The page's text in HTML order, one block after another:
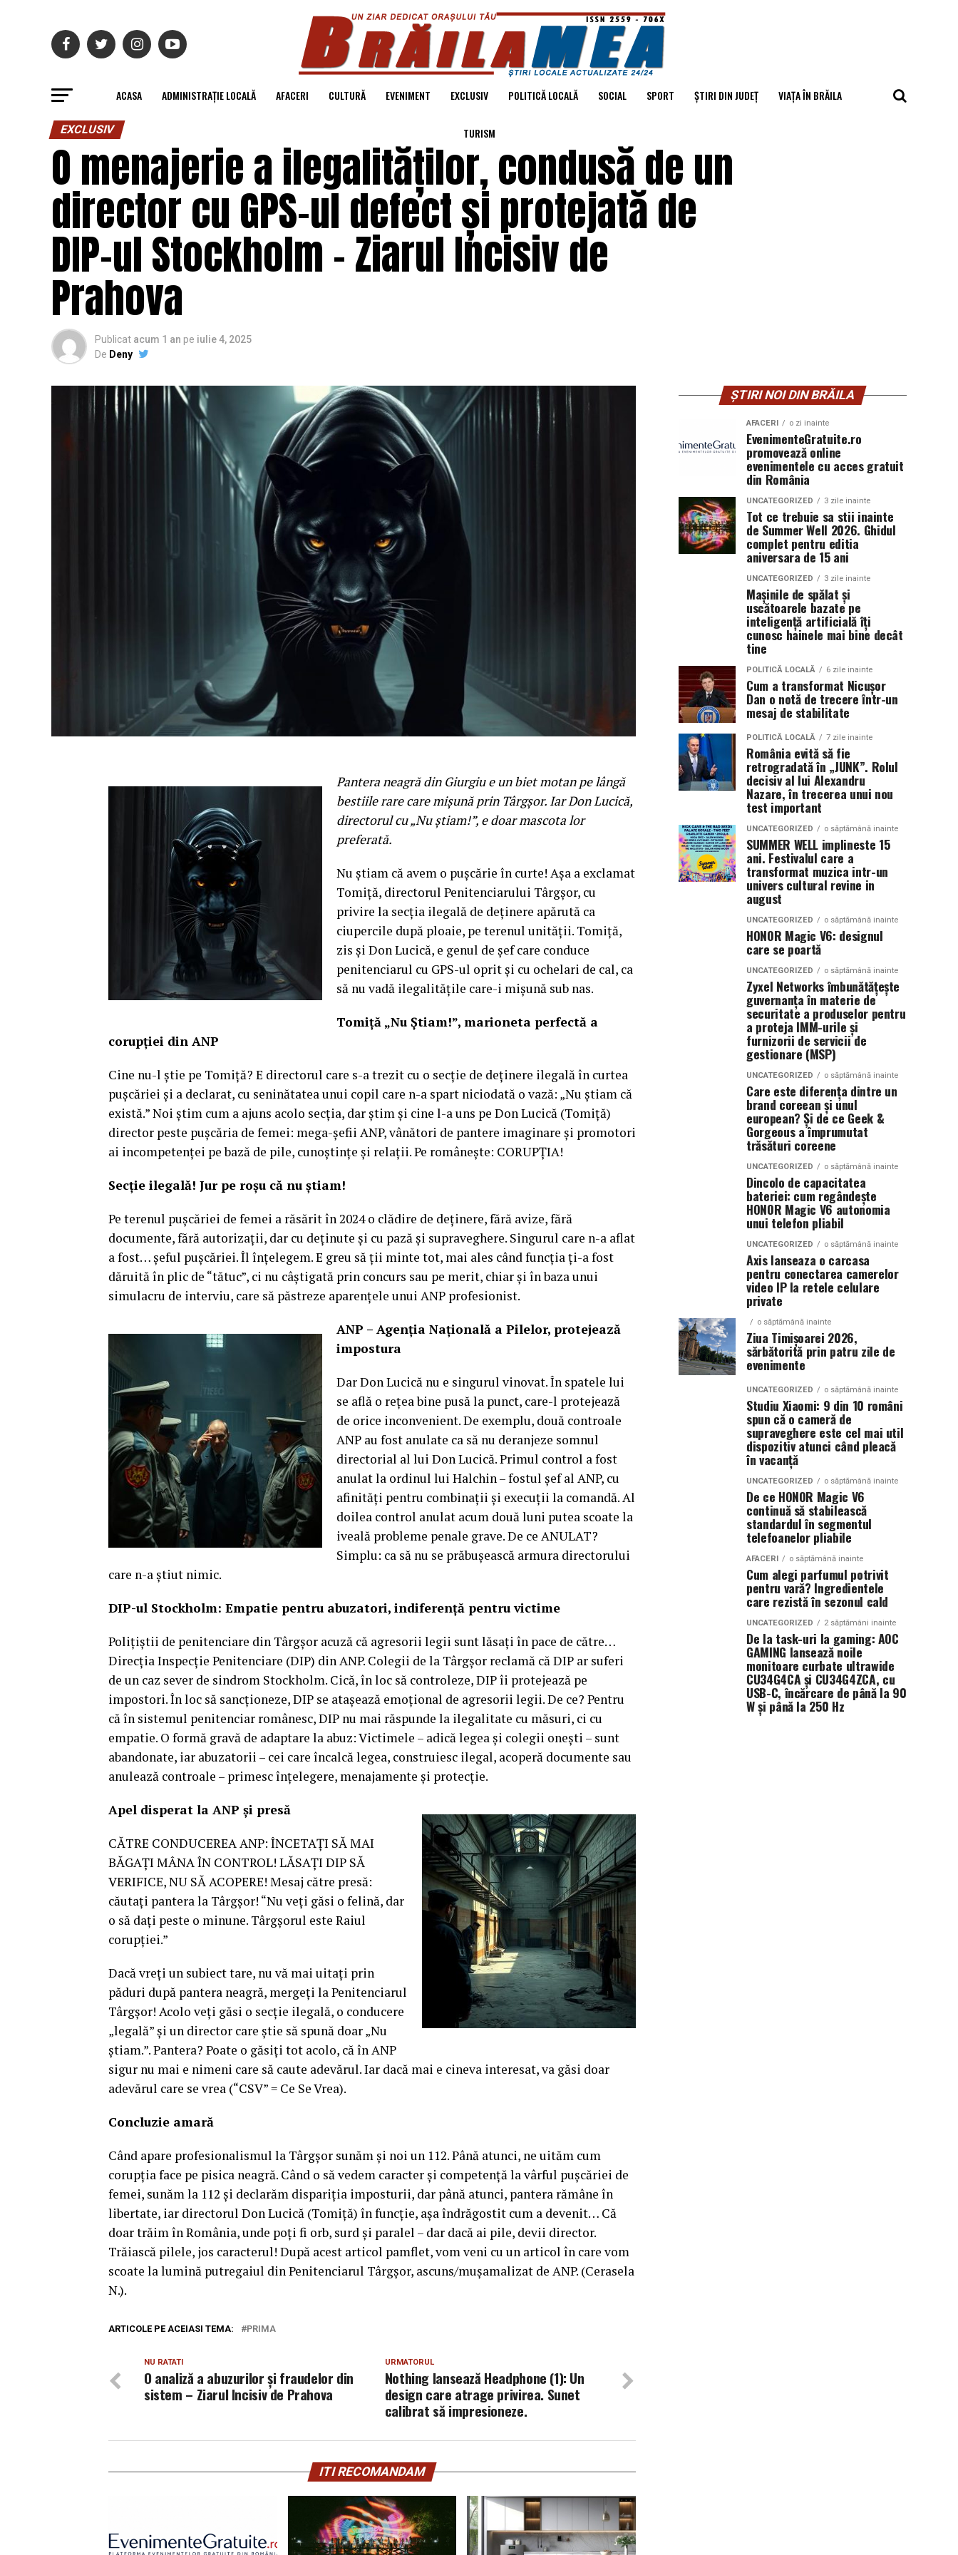
ACASA ADMINISTRAȚIE LOCALĂ AFACERI CULTURĂ EVENIMENT EXCLUSIV POLITICĂ LOCALĂ SOCIAL SPORT ȘTIRI DIN JUDEȚ VIAȚA ÎN BRĂILA
TURISM
EXCLUSIV
O menajerie a ilegalităților, condusă de un
director cu GPS-ul defect și protejată de
DIP-ul Stockholm – Ziarul Incisiv de
Prahova
Publicat acum 1 an pe iulie 4, 2025
De Deny
Pantera neagră din Giurgiu e un biet motan pe lângă
bestiile rare care mișună prin Târgșor. Iar Don Lucică,
directorul cu „Nu știam!”, e doar mascota lor
preferată.
Nu știam că avem o pușcărie în curte! Așa a exclamat
Tomiță, directorul Penitenciarului Târgșor, cu
privire la secția ilegală de deținere apărută ca
ciupercile după ploaie, pe terenul unității. Tomiță,
zis și Don Lucică, e genul de șef care conduce
penitenciarul cu GPS-ul oprit și cu ochelari de cal, ca
să nu vadă ilegalitățile care-i mișună sub nas.
Tomiță „Nu Știam!”, marioneta perfectă a
corupției din ANP
Cine nu-l știe pe Tomiță? E directorul care s-a trezit cu o secție de deținere ilegală în curtea
pușcăriei și a declarat, cu seninătatea unui copil care n-a spart niciodată o vază: „Nu știam că
există.” Noi știm cum a ajuns acolo secția, dar știm și cine l-a uns pe Don Lucică (Tomiță)
director peste pușcăria de femei: mega-șefii ANP, vânători de pantere imaginare și promotori
ai incompetenței pe bază de pile, cunoștințe și relații. Pe românește: CORUPȚIA!
Secție ilegală! Jur pe roșu că nu știam!
Pe terenul pușcăriei de femei a răsărit în 2024 o clădire de deținere, fără avize, fără
documente, fără autorizații, dar cu deținute și cu pază și supraveghere. Singurul care n-a aflat
a fost… șeful pușcăriei. Îl înțelegem. E greu să ții minte tot, mai ales când funcția ți-a fost
dăruită în plic de “tătuc”, ci nu câștigată prin concurs sau pe merit, chiar și în baza unui
simulacru de interviu, care să păstreze aparențele unui ANP profesionist.
ANP – Agenția Națională a Pilelor, protejează
impostura
Dar Don Lucică nu e singurul vinovat. În spatele lui
se află o rețea bine pusă la punct, care-l protejează
de orice inconvenient. De exemplu, două controale
ANP au fost anulate ca să nu deranjeze somnul
directorial al lui Don Lucică. Primul control a fost
anulat la ordinul lui Halchin – fostul șef al ANP, cu
afinități pentru combinații și execuții la comandă. Al
doilea control anulat acum două luni putea scoate la
iveală probleme penale grave. De ce ANULAT?
Simplu: ca să nu se prăbușească armura directorului
care n-a știut nimic.
DIP-ul Stockholm: Empatie pentru abuzatori, indiferență pentru victime
Polițiștii de penitenciare din Târgșor acuză că agresorii legii sunt lăsați în pace de către…
Direcția Inspecție Penitenciare (DIP) din ANP. Colegii de la Târgșor reclamă că DIP ar suferi
de un caz sever de sindrom Stockholm. Cică, în loc să controleze, DIP îi protejează pe
impostori. În loc să sancționeze, DIP se atașează emoțional de agresorii legii. De ce? Pentru
că în sistemul penitenciar românesc, DIP nu mai răspunde la ilegalitate cu măsuri, ci cu
empatie. O formă gravă de adaptare la abuz: Victimele – adică legea și colegii onești – sunt
abandonate, iar abuzatorii – cei care încalcă legea, construiesc ilegal, acoperă documente sau
anulează controale – primesc înțelegere, menajamente și protecție.
Apel disperat la ANP și presă
CĂTRE CONDUCEREA ANP: ÎNCETAȚI SĂ MAI
BĂGAȚI MÂNA ÎN CONTROL! LĂSAȚI DIP SĂ
VERIFICE, NU SĂ ACOPERE! Mesaj către presă:
căutați pantera la Târgșor! “Nu veți găsi o felină, dar
o să dați peste o minune. Târgșorul este Raiul
corupției.”
Dacă vreți un subiect tare, nu vă mai uitați prin
păduri după pantera neagră, mergeți la Penitenciarul
Târgșor! Acolo veți găsi o secție ilegală, o conducere
„legală” și un director care știe să spună doar „Nu
știam.”. Pantera? Poate o găsiți tot acolo, că în ANP
sigur nu mai e nimeni care să caute adevărul. Iar dacă mai e cineva interesat, va găsi doar
adevărul care se vrea (“CSV” = Ce Se Vrea).
Concluzie amară
Când apare profesionalismul la Târgșor sunăm și noi un 112. Până atunci, ne uităm cum
corupția face pe pisica neagră. Când o să vedem caracter și competență la vârful pușcăriei de
femei, sunăm la 112 și declarăm dispariția imposturii, dar până atunci, pantera rămâne în
libertate, iar directorul Don Lucică (Tomiță) în funcție, așa îndrăgostit cum a devenit… Că
doar trăim în România, unde poți fi orb, surd și paralel – dar dacă ai pile, devii director.
Trăiască pilele, jos caracterul! După acest articol pamflet, vom veni cu un articol în care vom
scoate la lumină putregaiul din Penitenciarul Târgșor, ascuns/mușamalizat de ANP. (Cerasela
N.).
ARTICOLE PE ACEIASI TEMA: PRIMA
URMATORUL
Nothing lansează Headphone (1): Un
design care atrage privirea. Sunet
calibrat să impresioneze.
NU RATATI
O analiză a abuzurilor și fraudelor din
sistem – Ziarul Incisiv de Prahova
ITI RECOMANDAM
ȘTIRI NOI DIN BRĂILA
AFACERI o zi inainte
EvenimenteGratuite.ro
promovează online
evenimentele cu acces gratuit
din România
UNCATEGORIZED 3 zile inainte
Tot ce trebuie sa stii inainte
de Summer Well 2026. Ghidul
complet pentru editia
aniversara de 15 ani
UNCATEGORIZED 3 zile inainte
Mașinile de spălat și
uscătoarele bazate pe
inteligență artificială îți
cunosc hainele mai bine decât
tine
POLITICĂ LOCALĂ 6 zile inainte
Cum a transformat Nicușor
Dan o notă de trecere într-un
mesaj de stabilitate
POLITICĂ LOCALĂ 7 zile inainte
România evită să fie
retrogradată în „JUNK”. Rolul
decisiv al lui Alexandru
Nazare, în trecerea unui nou
test important
UNCATEGORIZED o săptămână inainte
SUMMER WELL implineste 15
ani. Festivalul care a
transformat muzica intr-un
univers cultural revine in
august
UNCATEGORIZED o săptămână inainte
HONOR Magic V6: designul
care se poartă
UNCATEGORIZED o săptămână inainte
Zyxel Networks îmbunătățește
guvernanța în materie de
securitate a produselor pentru
a proteja IMM-urile și
furnizorii de servicii de
gestionare (MSP)
UNCATEGORIZED o săptămână inainte
Care este diferența dintre un
brand coreean și unul
european? Și de ce Geek &
Gorgeous a împrumutat
trăsături coreene
UNCATEGORIZED o săptămână inainte
Dincolo de capacitatea
bateriei: cum regândește
HONOR Magic V6 autonomia
unui telefon pliabil
UNCATEGORIZED o săptămână inainte
Axis lanseaza o carcasa
pentru conectarea camerelor
video IP la retele celulare
private
o săptămână inainte
Ziua Timișoarei 2026,
sărbătorită prin patru zile de
evenimente
UNCATEGORIZED o săptămână inainte
Studiu Xiaomi: 9 din 10 români
spun că o cameră de
supraveghere este cel mai util
dispozitiv atunci când pleacă
în vacanță
UNCATEGORIZED o săptămână inainte
De ce HONOR Magic V6
continuă să stabilească
standardul în segmentul
telefoanelor pliabile
AFACERI o săptămână inainte
Cum alegi parfumul potrivit
pentru vară? Ingredientele
care rezistă în sezonul cald
UNCATEGORIZED 2 săptămâni inainte
De la task-uri la gaming: AOC
GAMING lansează noile
monitoare curbate ultrawide
CU34G4CA și CU34G4ZCA, cu
USB-C, încărcare de până la 90
W și până la 250 Hz